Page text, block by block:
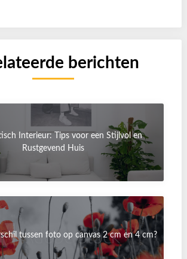
berichten
Interieur: Tips voor een Stijlvol en
Rustgevend Huis
tussen foto op canvas 2 cm en 4 cm?